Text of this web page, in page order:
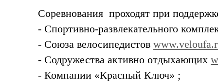
Соревнования проходят при
- Спортивно-развлекательного
- Cоюза велосипедистов
- Содружества активно отдыхающих
- Компании «Красный Ключ» ;